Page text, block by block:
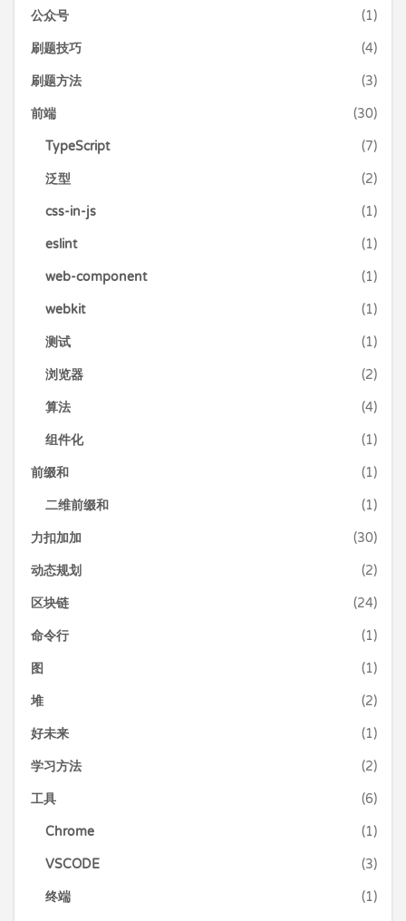
公众号 (1)
刷题技巧 (4)
刷题方法 (3)
前端 (30)
TypeScript (7)
泛型 (2)
css-in-js (1)
eslint (1)
web-component (1)
webkit (1)
测试 (1)
浏览器 (2)
算法 (4)
组件化 (1)
前缀和 (1)
二维前缀和 (1)
力扣加加 (30)
动态规划 (2)
区块链 (24)
命令行 (1)
图 (1)
堆 (2)
好未来 (1)
学习方法 (2)
工具 (6)
Chrome (1)
VSCODE (3)
终端 (1)